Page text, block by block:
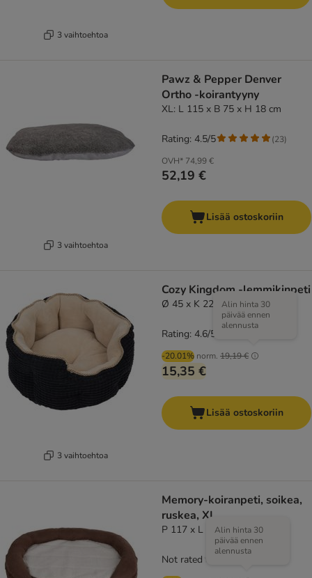
3 vaihtoehtoa
3 vaihtoehtoa
Pawz & Pepper Denver
Ortho -koirantyyny
XL: L 115 x B 75 x H 18 cm
OVH* 74,99 €
52,19 €
Rating: 4.5/5 (23)
Lisää ostoskoriin
3 vaihtoehtoa
Cozy Kingdom -lemmikinpeti
Ø 45 x K 22 cm
-20.01% norm. 19,19 €
Alin hinta 30
päivää ennen
alennusta
15,35 €
Rating: 4.6/5
Lisää ostoskoriin
Memory-koiranpeti, soikea,
ruskea, XL
P 117 x L 72 x K 24 cm
Alin hinta 30
päivää ennen
alennusta
Not rated